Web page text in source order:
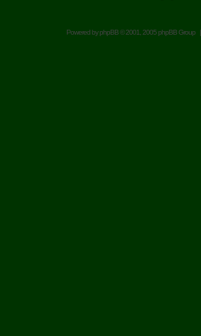
Powered byphpBB© 2001, 2005 phpBB Group